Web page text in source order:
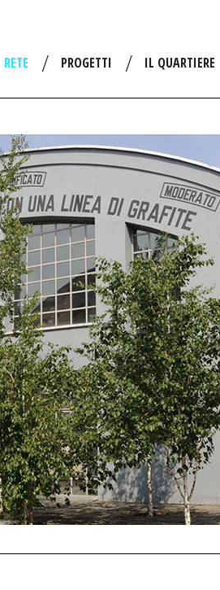
RETE PROGETTI IL QUARTIERE